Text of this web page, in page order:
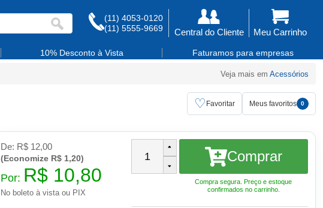
(11) 4053-0120
(11) 5555-9669
Central do Cliente Meu Carrinho
10% Desconto à Vista Faturamos para empresas
Veja mais em Acessórios
♡ Favoritar Meus favoritos 0
De: R$ 12,00
(Economize R$ 1,20)
Por: R$ 10,80
No boleto à vista ou PIX
1 Comprar
Compra segura. Preço e estoque
confirmados no carrinho.